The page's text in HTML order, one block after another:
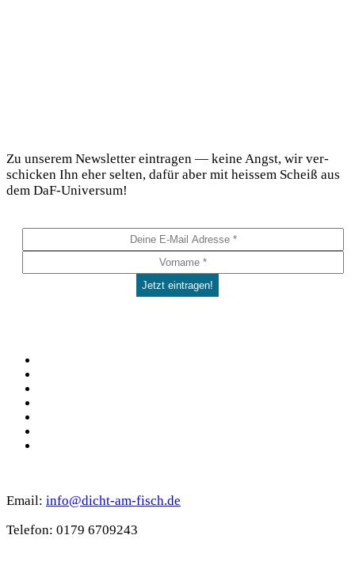
Zu unse­rem News­let­ter ein­tra­gen — kei­ne Angst, wir ver­
schi­cken Ihn eher sel­ten, dafür aber mit heis­sem Scheiß aus
dem DaF-Universum!
Email: info@dicht-am-fisch.de
Tele­fon: 0179 6709243